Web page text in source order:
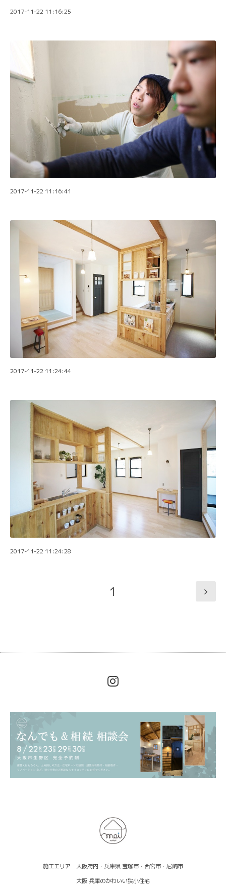
2017-11-22 11:16:25
2017-11-22 11:16:41
2017-11-22 11:24:44
2017-11-22 11:24:28
1
施工エリア 大阪府内・兵庫県 宝塚市・西宮市・尼崎市
大阪 兵庫のかわいい狭小住宅